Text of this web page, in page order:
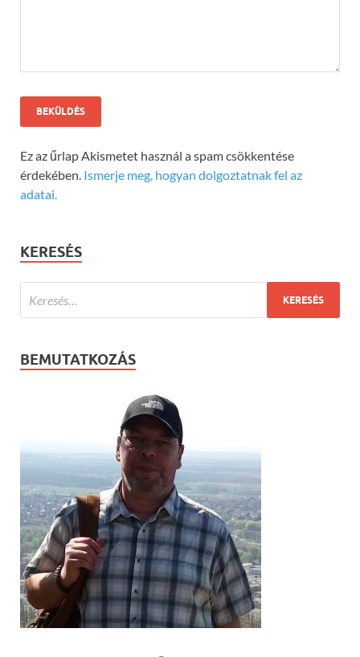
Ez az űrlap Akismetet használ a spam csökkentése
érdekében. Ismerje meg, hogyan dolgoztatnak fel az
adatai.
KERESÉS
BEMUTATKOZÁS